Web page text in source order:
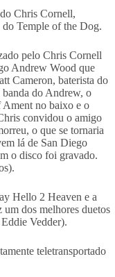
Chris Cornell,
Temple of the Dog.
pelo Chris Cornell
Andrew Wood que
Cameron, baterista do
banda do Andrew, o
no baixo e o
convidou o amigo
o que se tornaria
lá de San Diego
o disco foi gravado.
Hello 2 Heaven e a
dos melhores duetos
Vedder).
teletransportado